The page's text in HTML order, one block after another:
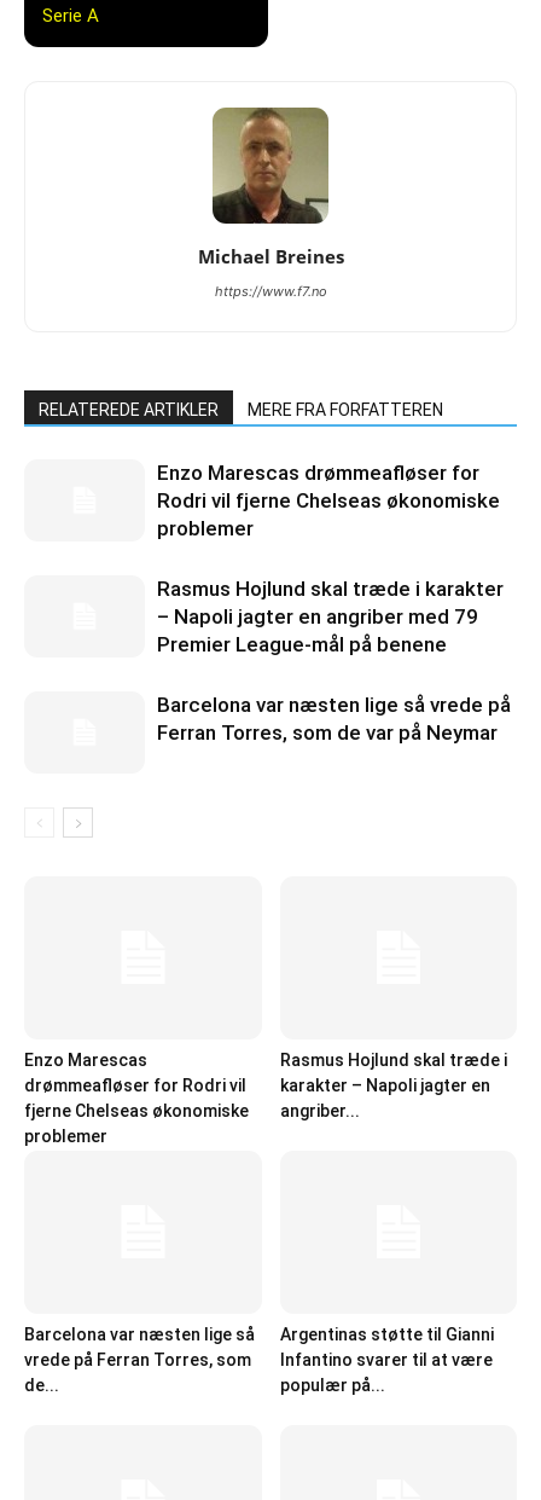
Serie A
Michael Breines
https://www.f7.no
RELATEREDE ARTIKLER MERE FRA FORFATTEREN
Enzo Marescas drømmeafløser for
Rodri vil fjerne Chelseas økonomiske
problemer
Rasmus Hojlund skal træde i karakter
– Napoli jagter en angriber med 79
Premier League-mål på benene
Barcelona var næsten lige så vrede på
Ferran Torres, som de var på Neymar
Enzo Marescas
drømmeafløser for Rodri vil
fjerne Chelseas økonomiske
problemer
Rasmus Hojlund skal træde i
karakter – Napoli jagter en
angriber...
Barcelona var næsten lige så
vrede på Ferran Torres, som
de...
Argentinas støtte til Gianni
Infantino svarer til at være
populær på...